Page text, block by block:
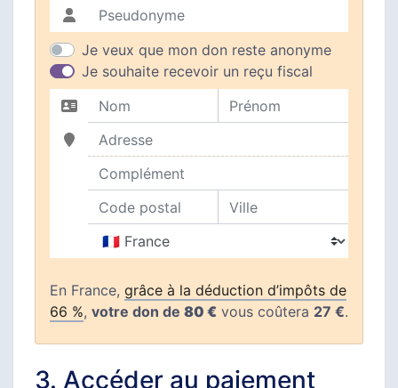
Pseudonyme
Je veux que mon don reste anonyme
Je souhaite recevoir un reçu fiscal
Nom
Prénom
Adresse
Complément
Code postal
En France, grâce à la déduction d’impôts de
66 %, votre don de 80 € vous coûtera 27 €.
3. Accéder au paiement